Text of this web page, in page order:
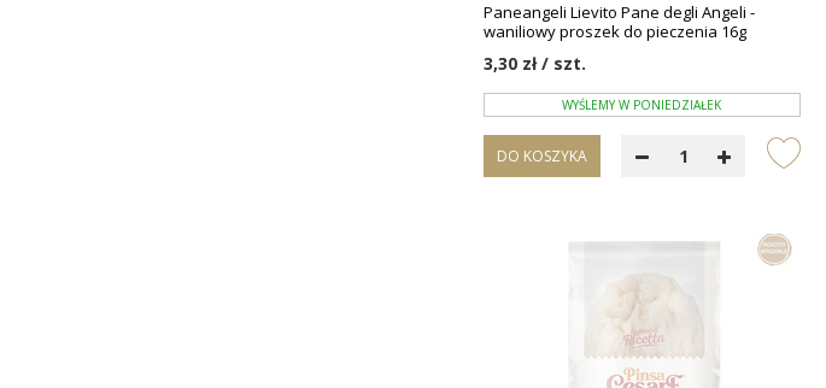
Paneangeli Lievito Pane degli Angeli -
waniliowy proszek do pieczenia 16g
3,30 zł / szt.
WYŚLEMY W PONIEDZIAŁEK
DO KOSZYKA